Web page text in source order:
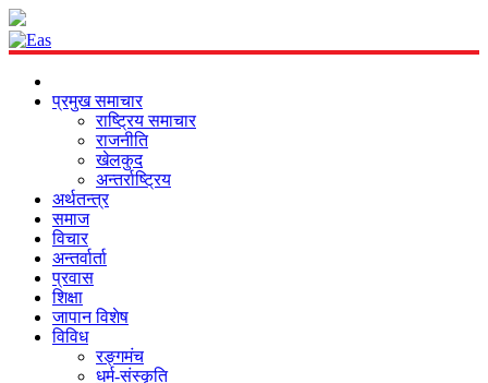
प्रमुख समाचार
राष्ट्रिय समाचार
राजनीति
खेलकुद
अन्तर्राष्ट्रिय
अर्थतन्त्र
समाज
विचार
अन्तर्वार्ता
प्रवास
शिक्षा
जापान विशेष
विविध
रङ्गमंच
धर्म-संस्कृति